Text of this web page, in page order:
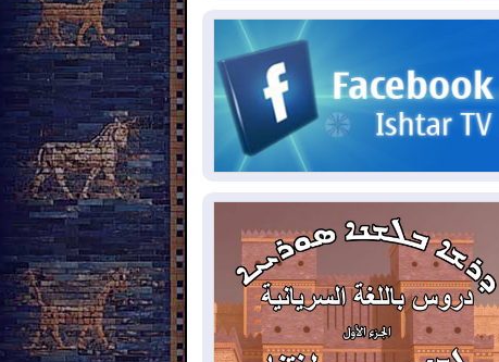
نيجيرفان بارزاني حول اجتماع
"إدارة الدولة": أكدنا دعم تنفيذ البرنامج
الحكومي وأهمية حصر السلاح
2026-08-06ائتلاف ادارة الدولة: من
يقومون بسلوك يهدد امن البلاد خارجون عن
القانون يجب محاربتهم
2026-08-06بعد هجومين قرب باب المندب..
تحذيرات من تصعيد يهدد الملاحة في البحر
الأحمر
2026-08-06 مئات القاصرين بلا مأوى.. أزمة
سبتة تتصاعد وتضغط على مدريد